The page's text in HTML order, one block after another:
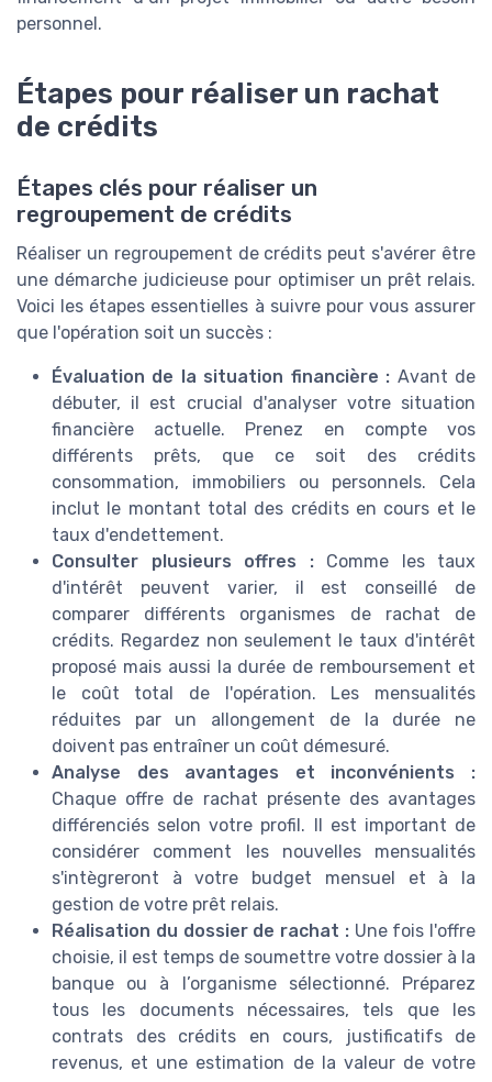
personnel.
Étapes pour réaliser un rachat
de crédits
Étapes clés pour réaliser un
regroupement de crédits
Réaliser un regroupement de crédits peut s'avérer être
une démarche judicieuse pour optimiser un prêt relais.
Voici les étapes essentielles à suivre pour vous assurer
que l'opération soit un succès :
Évaluation de la situation financière : Avant de
débuter, il est crucial d'analyser votre situation
financière actuelle. Prenez en compte vos
différents prêts, que ce soit des crédits
consommation, immobiliers ou personnels. Cela
inclut le montant total des crédits en cours et le
taux d'endettement.
Consulter plusieurs offres :Comme les taux
d'intérêt peuvent varier, il est conseillé de
comparer différents organismes de rachat de
crédits. Regardez non seulement le taux d'intérêt
proposé mais aussi la durée de remboursement et
le coût total de l'opération. Les mensualités
réduites par un allongement de la durée ne
doivent pas entraîner un coût démesuré.
Analyse des avantages et inconvénients :
Chaque offre de rachat présente des avantages
différenciés selon votre profil. Il est important de
considérer comment les nouvelles mensualités
s'intègreront à votre budget mensuel et à la
gestion de votre prêt relais.
Réalisation du dossier de rachat :Une fois l'offre
choisie, il est temps de soumettre votre dossier à la
banque ou à l’organisme sélectionné. Préparez
tous les documents nécessaires, tels que les
contrats des crédits en cours, justificatifs de
revenus, et une estimation de la valeur de votre